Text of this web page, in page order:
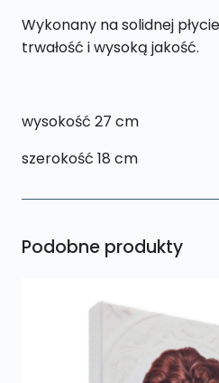
Wykonany na solidnej
trwałość i wysoką jakość.
wysokość 27 cm
szerokość 18 cm
Podobne produkty